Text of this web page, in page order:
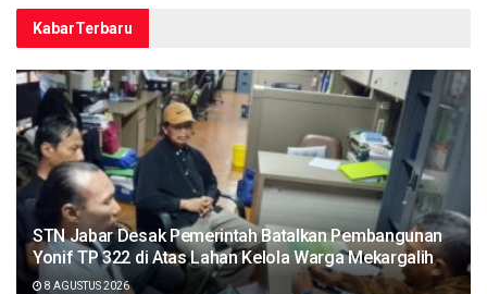
KabarTerbaru
STN Jabar Desak Pemerintah Batalkan Pembangunan
Yonif TP 322 di Atas Lahan Kelola Warga Mekargalih
8 AGUSTUS 2026